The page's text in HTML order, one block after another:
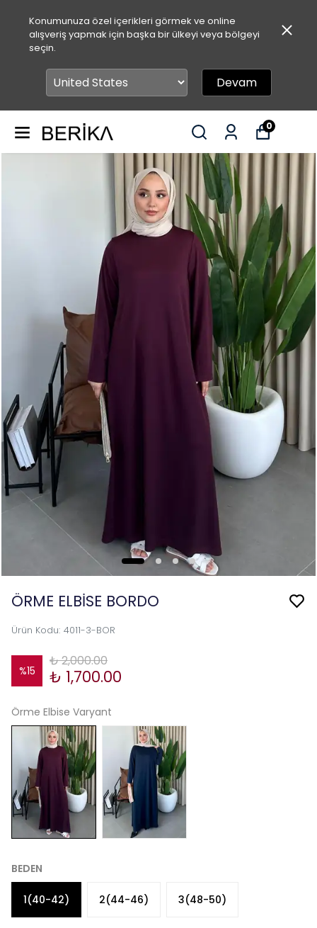
Konumunuza özel içerikleri görmek ve online
alışveriş yapmak için başka bir ülkeyi veya bölgeyi
seçin.
Devam
0
ÖRME ELBİSE BORDO
Ürün Kodu: 4011-3-BOR
%15
₺ 2,000.00
₺ 1,700.00
Örme Elbise Varyant
BEDEN
1(40-42) 2(44-46) 3(48-50)